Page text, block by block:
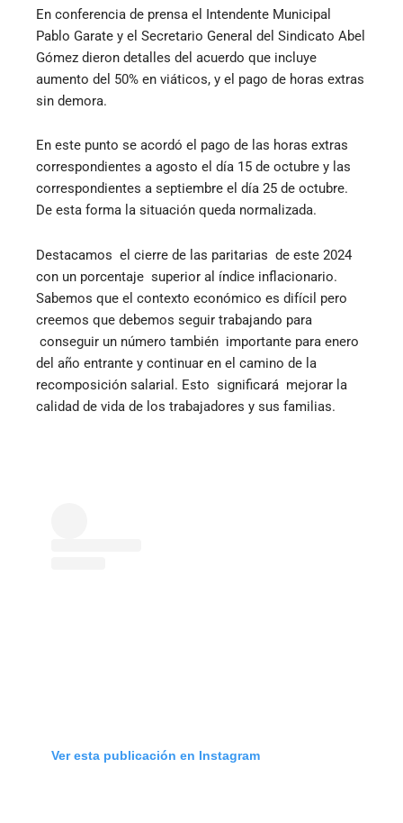
En conferencia de prensa el Intendente Municipal
Pablo Garate y el Secretario General del Sindicato Abel
Gómez dieron detalles del acuerdo que incluye
aumento del 50% en viáticos, y el pago de horas extras
sin demora.
En este punto se acordó el pago de las horas extras
correspondientes a agosto el día 15 de octubre y las
correspondientes a septiembre el día 25 de octubre.
De esta forma la situación queda normalizada.
Destacamos el cierre de las paritarias de este 2024
con un porcentaje superior al índice inflacionario.
Sabemos que el contexto económico es difícil pero
creemos que debemos seguir trabajando para
conseguir un número también importante para enero
del año entrante y continuar en el camino de la
recomposición salarial. Esto significará mejorar la
calidad de vida de los trabajadores y sus familias.
Ver esta publicación en Instagram